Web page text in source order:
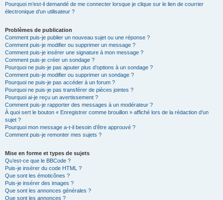
Pourquoi m’est-il demandé de me connecter lorsque je clique sur le lien de courrier
électronique d’un utilisateur ?
Problèmes de publication
Comment puis-je publier un nouveau sujet ou une réponse ?
Comment puis-je modifier ou supprimer un message ?
Comment puis-je insérer une signature à mon message ?
Comment puis-je créer un sondage ?
Pourquoi ne puis-je pas ajouter plus d’options à un sondage ?
Comment puis-je modifier ou supprimer un sondage ?
Pourquoi ne puis-je pas accéder à un forum ?
Pourquoi ne puis-je pas transférer de pièces jointes ?
Pourquoi ai-je reçu un avertissement ?
Comment puis-je rapporter des messages à un modérateur ?
À quoi sert le bouton « Enregistrer comme brouillon » affiché lors de la rédaction d’un
sujet ?
Pourquoi mon message a-t-il besoin d’être approuvé ?
Comment puis-je remonter mes sujets ?
Mise en forme et types de sujets
Qu’est-ce que le BBCode ?
Puis-je insérer du code HTML ?
Que sont les émoticônes ?
Puis-je insérer des images ?
Que sont les annonces générales ?
Que sont les annonces ?